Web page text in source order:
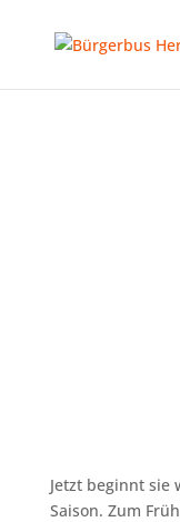
Jetzt beginnt sie
Saison. Zum